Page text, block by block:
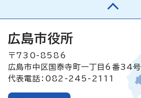
広島市役所
〒730-8586
広島市中区国泰寺町一丁目6番34号
代表電話：082-245-2111